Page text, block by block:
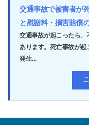
交通事故で被害者が
と慰謝料・損害賠償
交通事故が起こったら、
あります。死亡事故が起
発生...